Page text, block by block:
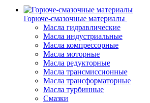
Горюче-смазочные материалы
Масла гидравлические
Масла индустриальные
Масла компрессорные
Масла моторные
Масла редукторные
Масла трансмиссионные
Масла трансформаторные
Масла турбинные
Смазки